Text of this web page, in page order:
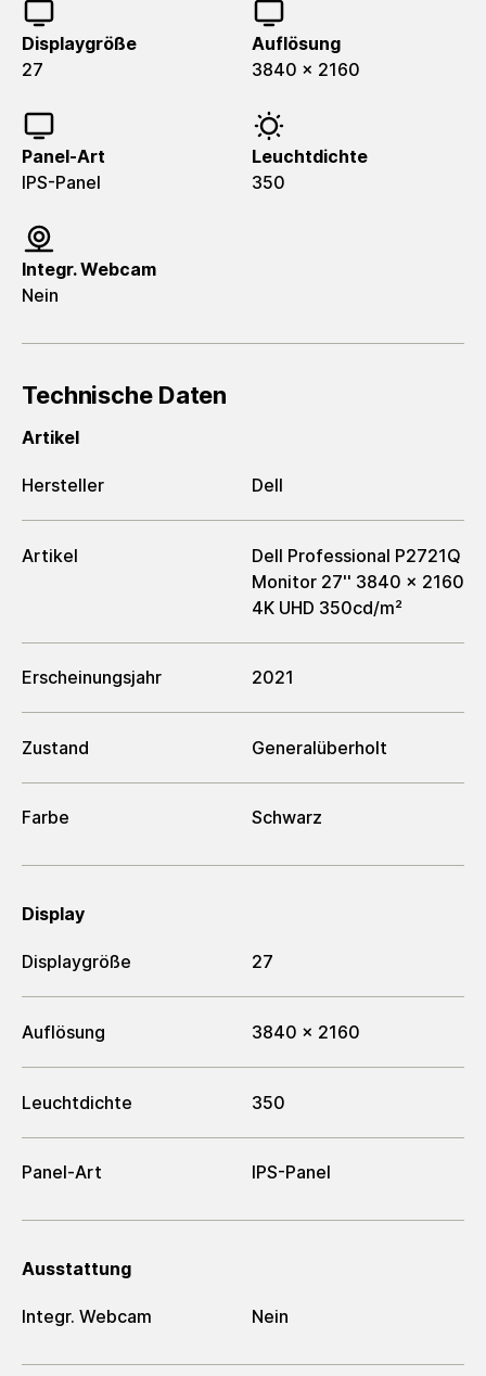
Displaygröße
27
Auflösung
3840 x 2160
Panel-Art
IPS-Panel
Leuchtdichte
350
Integr. Webcam
Nein
Technische Daten
Artikel
Hersteller Dell
Artikel
Dell Professional P2721Q
Monitor 27'' 3840 x 2160
4K UHD 350cd/m²
Erscheinungsjahr 2021
Zustand Generalüberholt
Farbe Schwarz
Display
Displaygröße 27
Auflösung 3840 x 2160
Leuchtdichte 350
Panel-Art IPS-Panel
Ausstattung
Integr. Webcam Nein